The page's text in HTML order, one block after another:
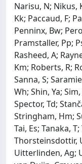
Narisu, N; Nikus,
Kk; Paccaud, F;
Penninx, Bw;
Pramstaller, Pp;
Rasheed, A;
Km; Roberts, R;
Sanna, S;
Wh; Shin, Ya;
Spector, Td;
Stringham, Hm;
Tai, Es; Tanaka,
Thorsteinsdottir,
Uitterlinden, Ag;